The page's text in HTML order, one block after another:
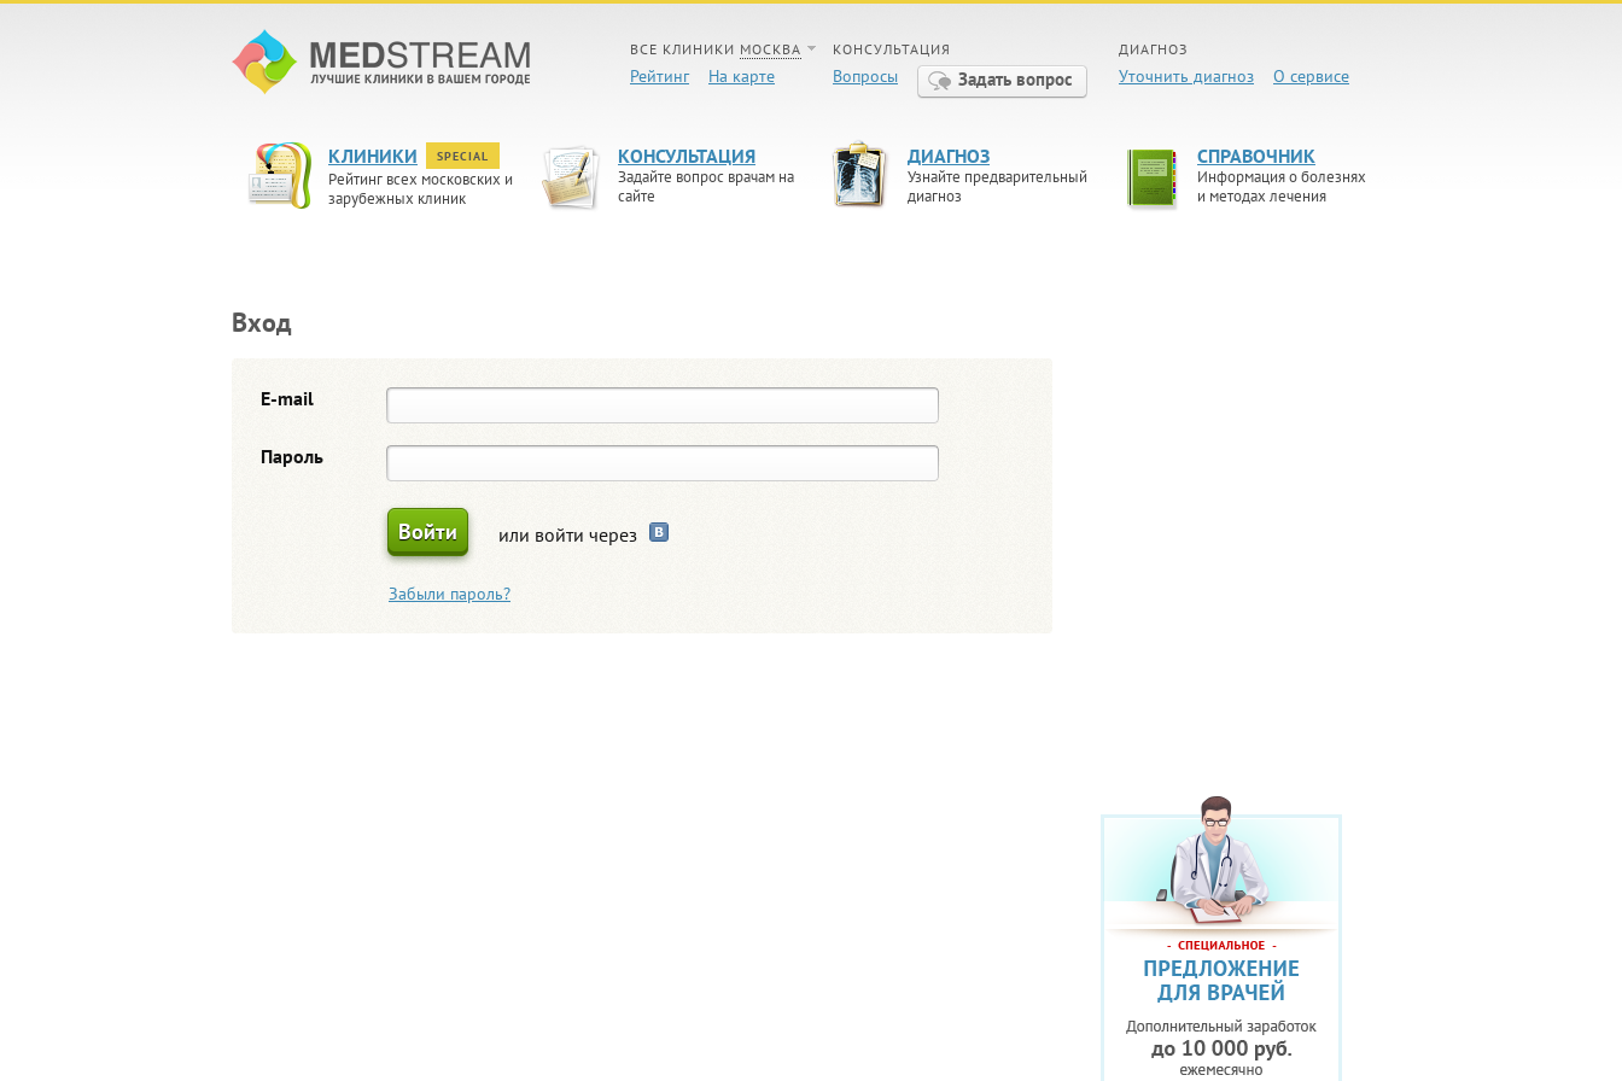
ВСЕ КЛИНИКИ МОСКВА
Рейтинг На карте
КОНСУЛЬТАЦИЯ
Вопросы Задать вопрос
ДИАГНОЗ
Уточнить диагноз О сервисе
КЛИНИКИ SPECIAL
Рейтинг всех московских и
зарубежных клиник
КОНСУЛЬТАЦИЯ
Задайте вопрос врачам на
сайте
ДИАГНОЗ
Узнайте предварительный
диагноз
СПРАВОЧНИК
Информация о болезнях
и методах лечения
Вход
E-mail
Пароль
или войти через
Забыли пароль?